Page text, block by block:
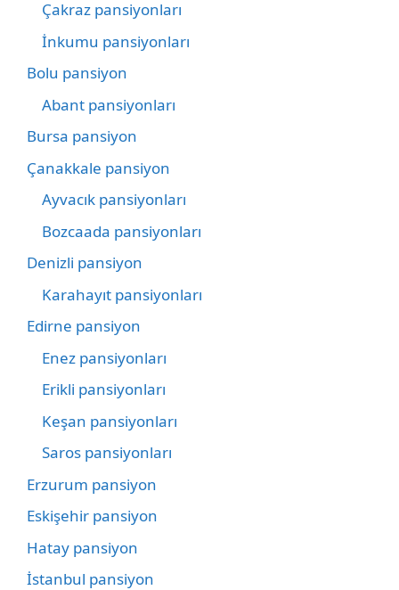
Çakraz pansiyonları
İnkumu pansiyonları
Bolu pansiyon
Abant pansiyonları
Bursa pansiyon
Çanakkale pansiyon
Ayvacık pansiyonları
Bozcaada pansiyonları
Denizli pansiyon
Karahayıt pansiyonları
Edirne pansiyon
Enez pansiyonları
Erikli pansiyonları
Keşan pansiyonları
Saros pansiyonları
Erzurum pansiyon
Eskişehir pansiyon
Hatay pansiyon
İstanbul pansiyon